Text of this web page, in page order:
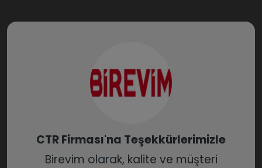
CTR Firması'na Teşekkürlerimizle
Birevim olarak, kalite ve müşteri